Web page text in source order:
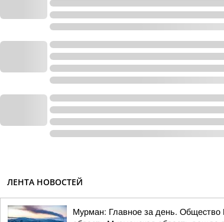
ЛЕНТА НОВОСТЕЙ
Мурман: Главное за день. Общество